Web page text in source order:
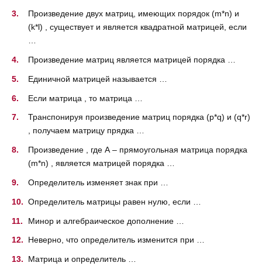
Произведение двух матриц, имеющих порядок (m*n) и
(k*l) , существует и является квадратной матрицей, если
…
Произведение матриц является матрицей порядка …
Единичной матрицей называется …
Если матрица , то матрица …
Транспонируя произведение матриц порядка (p*q) и (q*r)
, получаем матрицу прядка …
Произведение , где А – прямоугольная матрица порядка
(m*n) , является матрицей порядка …
Определитель изменяет знак при …
Определитель матрицы равен нулю, если …
Минор и алгебраическое дополнение …
Неверно, что определитель изменится при …
Матрица и определитель …